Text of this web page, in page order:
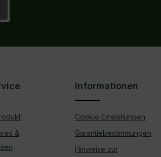
&
Informationen
Cookie Einstellungen
Garantiebestimmungen
Hinweise zur